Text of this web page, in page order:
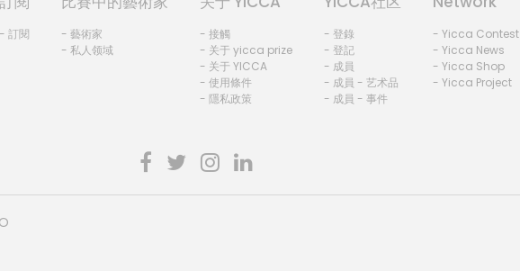
- 訂閱
- 藝術家
- 私人领域
- 接觸
- 关于 yicca prize
- 关于 YICCA
- 使用條件
- 隱私政策
- 登錄
- 登記
- 成員
- 成員 - 艺术品
- 成員 - 事件
- Yicca Contest
- Yicca News
- Yicca Shop
- Yicca Project